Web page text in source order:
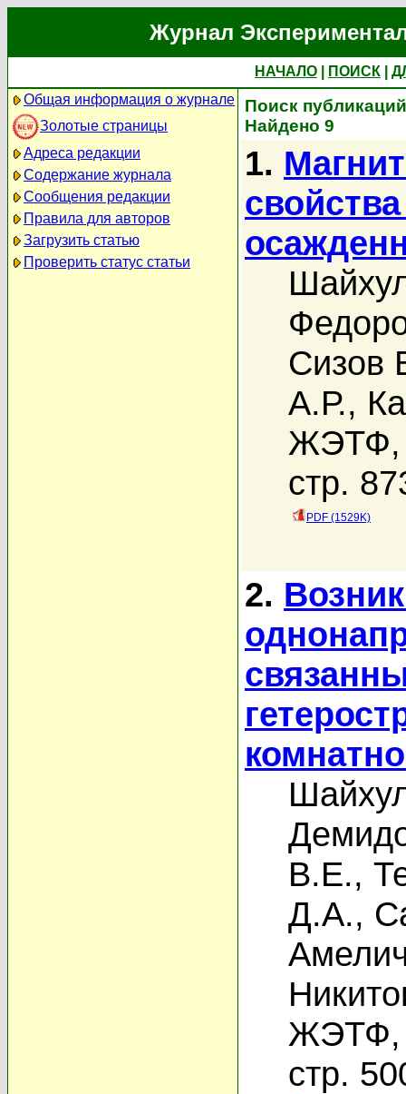
Журнал
НАЧАЛО ПОИСК
Общая информация о журнале
Золотые страницы
Адреса редакции
Содержание журнала
Сообщения редакции
Правила для авторов
Загрузить статью
Проверить статус статьи
Поиск
Найдено 9
1.
Сизов
А.Р.,
ЖЭТФ,
стр.
PDF (1529K)
2.
В.Е.,
Д.А.,
ЖЭТФ,
стр.